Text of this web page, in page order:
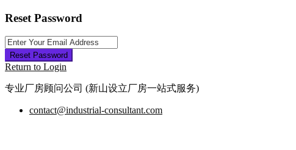
Reset Password
Reset Password
Return to Login
专业厂房顾问公司 (新山设立厂房一站式服务)
contact@industrial-consultant.com